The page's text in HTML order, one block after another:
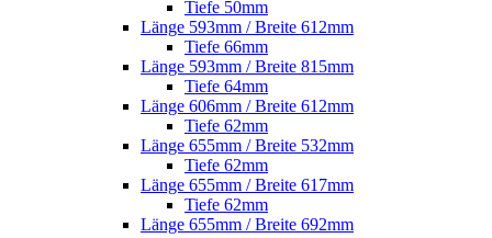
Tiefe 50mm
Länge 593mm / Breite 612mm
Tiefe 66mm
Länge 593mm / Breite 815mm
Tiefe 64mm
Länge 606mm / Breite 612mm
Tiefe 62mm
Länge 655mm / Breite 532mm
Tiefe 62mm
Länge 655mm / Breite 617mm
Tiefe 62mm
Länge 655mm / Breite 692mm